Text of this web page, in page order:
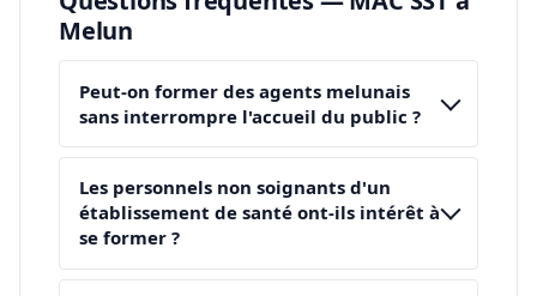
Melun
Peut-on former des agents melunais
sans interrompre l'accueil du public ?
Les personnels non soignants d'un
établissement de santé ont-ils intérêt à
se former ?